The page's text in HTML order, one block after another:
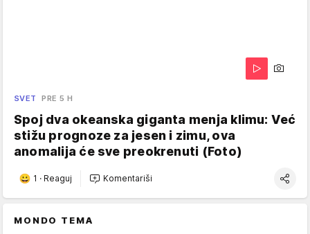
SVET PRE 5 H
Spoj dva okeanska giganta menja klimu: Već
stižu prognoze za jesen i zimu, ova
anomalija će sve preokrenuti (Foto)
1 · Reaguj Komentariši
MONDO TEMA